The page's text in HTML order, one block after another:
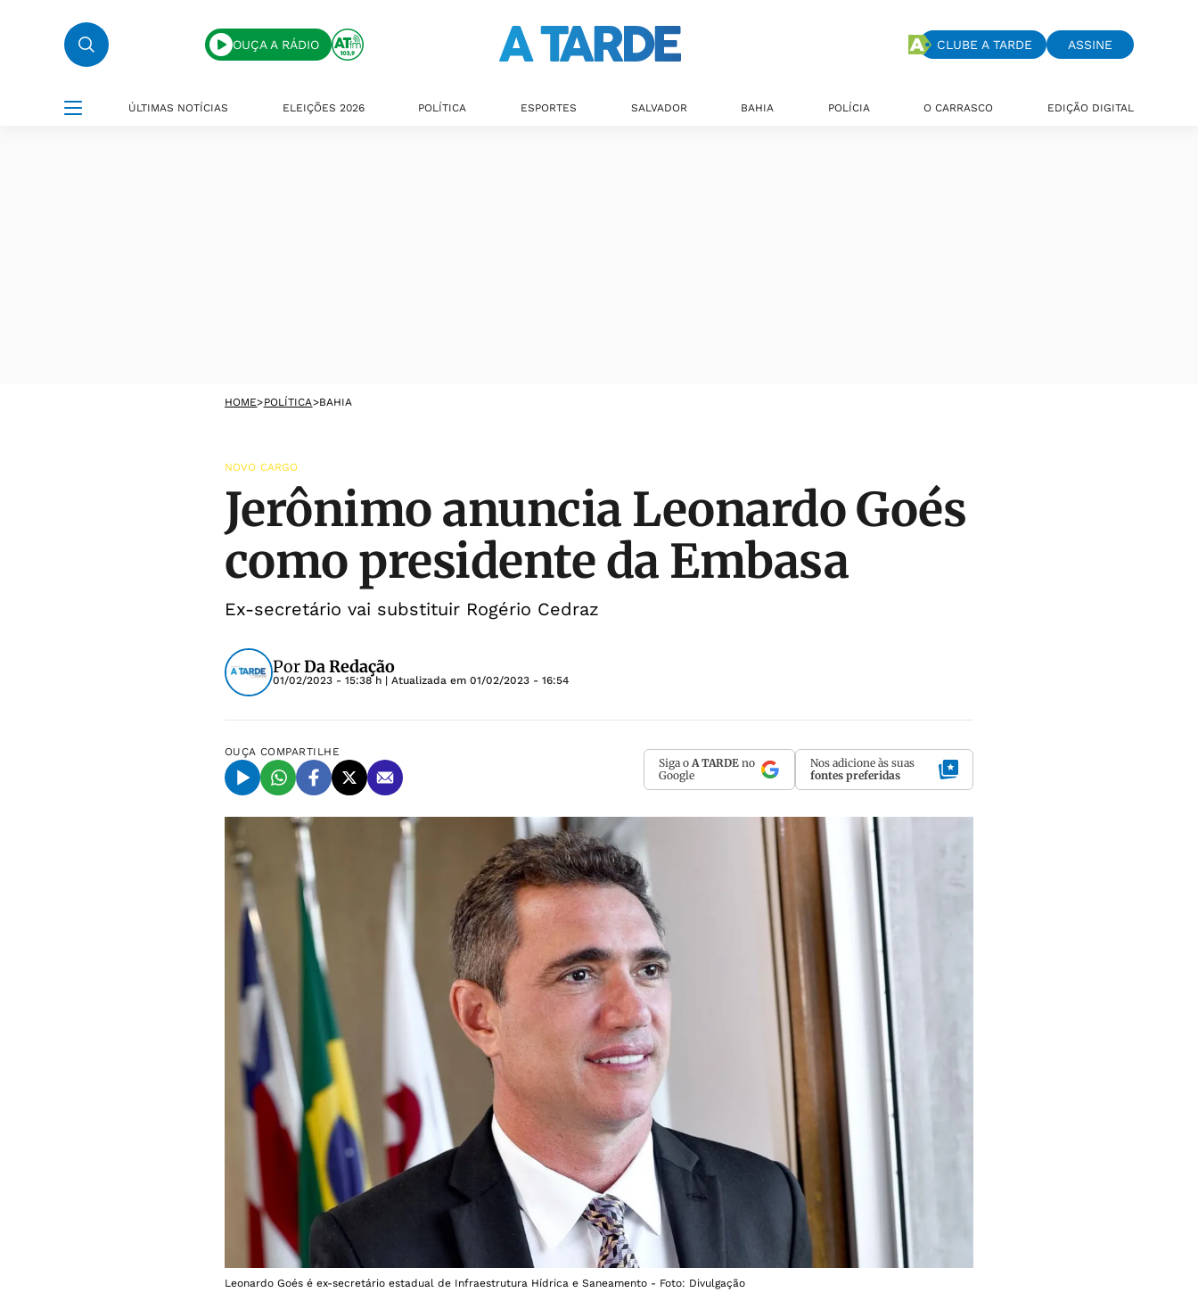
OUÇA A RÁDIO CLUBE A TARDE ASSINE
ÚLTIMAS NOTÍCIAS ELEIÇÕES 2026 POLÍTICA ESPORTES SALVADOR BAHIA POLÍCIA O CARRASCO EDIÇÃO DIGITAL
HOME>POLÍTICA>BAHIA
NOVO CARGO
Jerônimo anuncia Leonardo Goés
como presidente da Embasa
Ex-secretário vai substituir Rogério Cedraz
PorDa Redação
01/02/2023 - 15:38 h | Atualizada em 01/02/2023 - 16:54
OUÇA COMPARTILHE
Siga o A TARDE no
Google
Nos adicione às suas
fontes preferidas
Leonardo Goés é ex-secretário estadual de Infraestrutura Hídrica e Saneamento - Foto: Divulgação